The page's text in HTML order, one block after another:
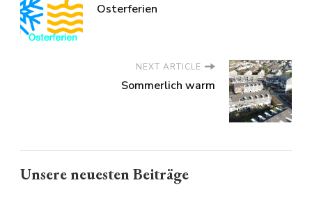
Osterferien
NEXT ARTICLE
Sommerlich warm
Unsere neuesten Beiträge